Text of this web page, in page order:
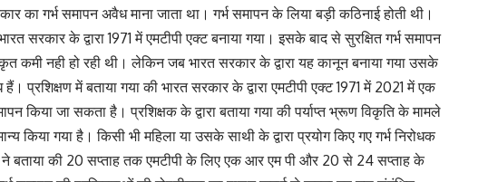
का गर्भ समापन अवैध माना जाता था। गर्भ समापन के लिया बड़ी कठिनाई होती थी।
के द्वारा 1971 में एमटीपी एक्ट बनाया गया। इसके बाद से सुरक्षित गर्भ समापन
कमी नही हो रही थी। लेकिन जब भारत सरकार के द्वारा यह कानून बनाया गया उसके
में बताया गया की भारत सरकार के द्वारा एमटीपी एक्ट 1971 में 2021 में एक
किया जा सकता है। प्रशिक्षक के द्वारा बताया गया की पर्याप्त भ्रूण विकृति के मामले
किया गया है। किसी भी महिला या उसके साथी के द्वारा प्रयोग किए गए गर्भ निरोधक
ने बताया की 20 सप्ताह तक एमटीपी के लिए एक आर एम पी और 20 से 24 सप्ताह के